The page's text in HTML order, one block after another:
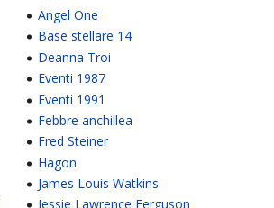
Angel One
Base stellare 14
Deanna Troi
Eventi 1987
Eventi 1991
Febbre anchillea
Fred Steiner
Hagon
James Louis Watkins
Jessie Lawrence Ferguson